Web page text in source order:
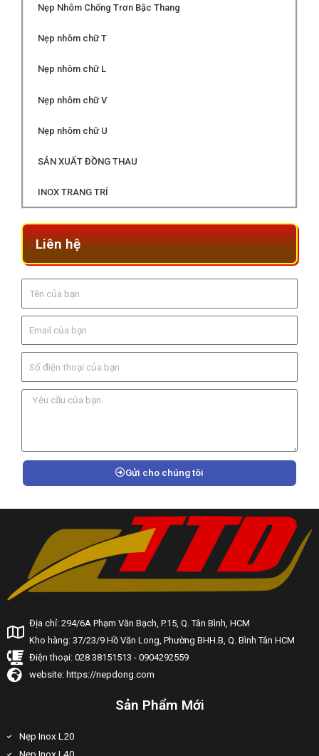
Nẹp Nhôm Chống Trơn Bậc Thang
Nẹp nhôm chữ T
Nẹp nhôm chữ L
Nẹp nhôm chữ V
Nẹp nhôm chữ U
SẢN XUẤT ĐỒNG THAU
INOX TRANG TRÍ
Liên hệ
Gửi cho chúng tôi
Địa chỉ: 294/6A Phạm Văn Bạch, P.15, Q. Tân Bình, HCM
Kho hàng: 37/23/9 Hồ Văn Long, Phường BHH.B, Q. Bình Tân HCM
Điện thoại: 028 38151513 - 0904292559
website: https://nepdong.com
Sản Phẩm Mới
Nẹp Inox L20